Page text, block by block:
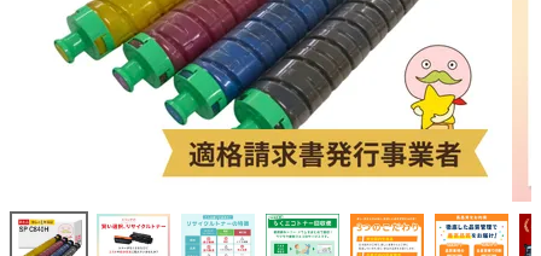
互換インクカートリッジ
再生インクカートリッジ
記事を探す
ご利用ガイド